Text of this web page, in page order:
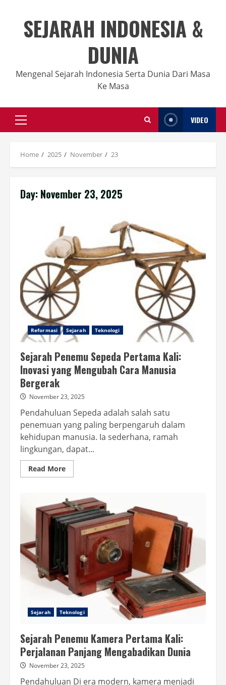
contentSEJARAH INDONESIA &
DUNIA
Mengenal Sejarah Indonesia Serta Dunia Dari Masa
Ke Masa
Primary
Menu
VIDEO
Home 2025 November 23
Day: November 23, 2025
Reformasi Sejarah Teknologi
Sejarah Penemu Sepeda Pertama Kali:
Inovasi yang Mengubah Cara Manusia
Bergerak
November 23, 2025
Pendahuluan Sepeda adalah salah satu
penemuan yang paling berpengaruh dalam
kehidupan manusia. Ia sederhana, ramah
lingkungan, dapat...
Read MoreRead
more
Penemu
Sepeda
Pertama
Kali:
Inovasi
yang
Mengubah
Manusia
Bergerak
Sejarah Teknologi
Sejarah Penemu Kamera Pertama Kali:
Perjalanan Panjang Mengabadikan Dunia
November 23, 2025
Pendahuluan Di era modern, kamera menjadi